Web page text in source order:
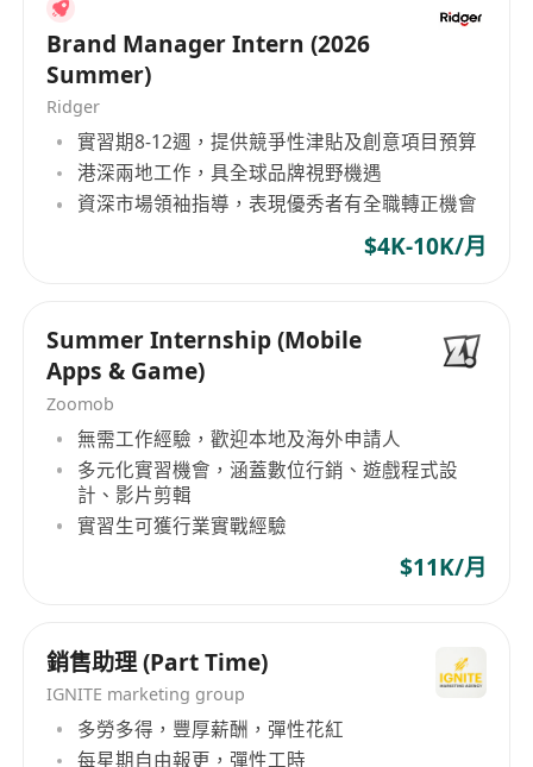
Brand Manager Intern (2026
Summer)
Ridger
實習期8-12週，提供競爭性津貼及創意項目預算
港深兩地工作，具全球品牌視野機遇
資深市場領袖指導，表現優秀者有全職轉正機會
$4K-10K/月
Summer Internship (Mobile
Apps & Game)
Zoomob
無需工作經驗，歡迎本地及海外申請人
多元化實習機會，涵蓋數位行銷、遊戲程式設
計、影片剪輯
實習生可獲行業實戰經驗
$11K/月
銷售助理 (Part Time)
IGNITE marketing group
多勞多得，豐厚薪酬，彈性花紅
每星期自由報更，彈性工時